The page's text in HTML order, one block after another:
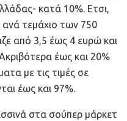
κατά 10%. Ετσι,
τεμάχιο των 750
από 3,5 έως 4 ευρώ και
έως και 20%
με τις τιμές σε
έως και 97%.
στα σούπερ μάρκετ